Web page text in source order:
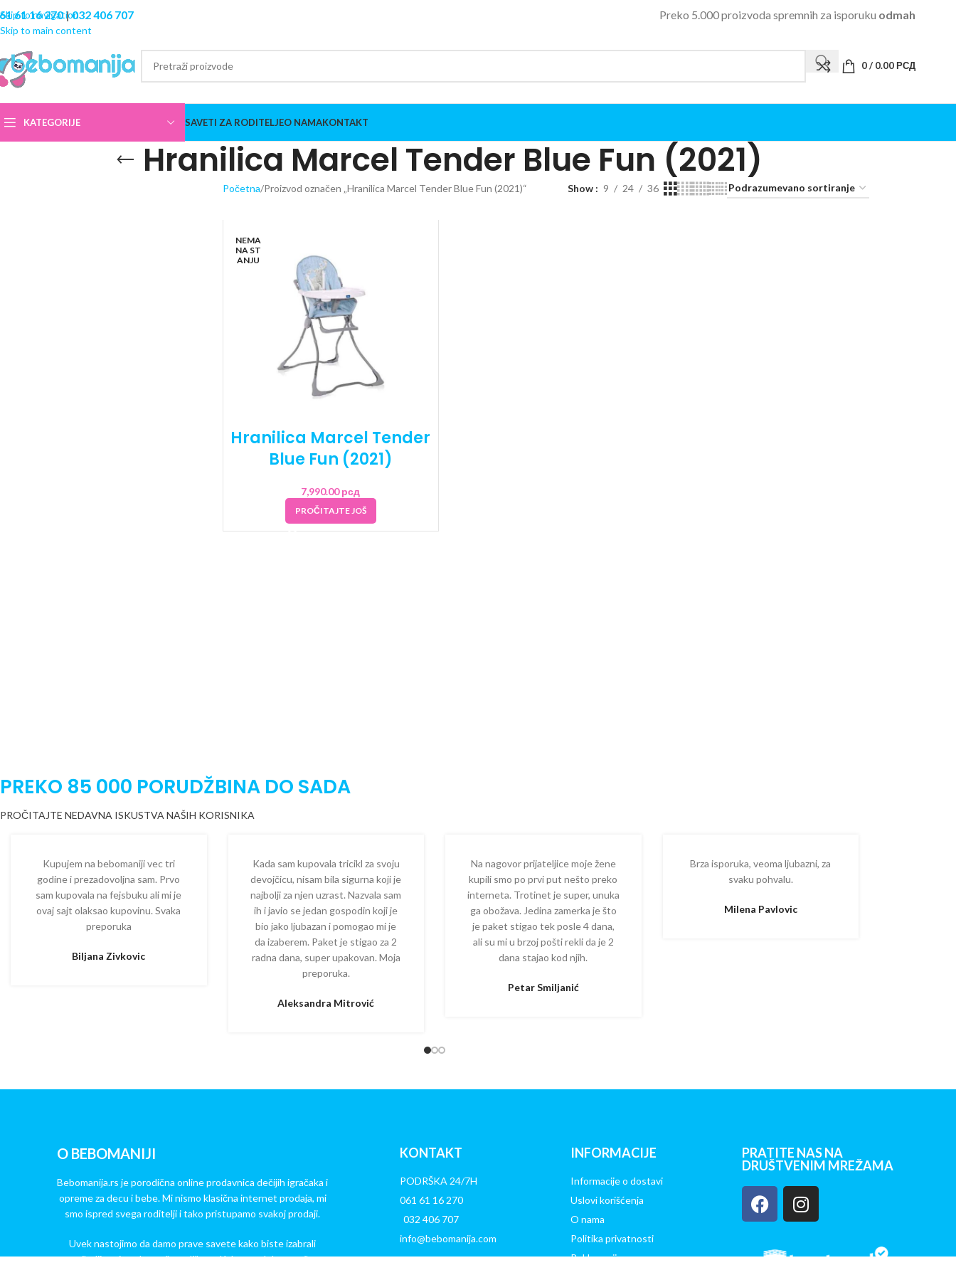
Skip to navigation
Skip to main content
61 16 270|032 406 707 Preko 5.000 proizvoda spremnih za isporuku odmah
0/ 0.00РСД
KATEGORIJE SAVETI ZA RODITELJEO NAMAKONTAKT
Hranilica Marcel Tender Blue Fun (2021)
Početna Proizvod označen „Hranilica Marcel Tender Blue Fun (2021)“ Show 9 24 36
NEMA
NA ST
ANJU
Hranilica Marcel Tender
Blue Fun (2021)
7,990.00рсд
PROČITAJTE JOŠ
PREKO 85 000 PORUDŽBINA DO SADA
PROČITAJTE NEDAVNA ISKUSTVA NAŠIH KORISNIKA
Kupujem na bebomaniji vec tri
godine i prezadovoljna sam. Prvo
sam kupovala na fejsbuku ali mi je
ovaj sajt olaksao kupovinu. Svaka
preporuka
Biljana Zivkovic
Kada sam kupovala tricikl za svoju
devojčicu, nisam bila sigurna koji je
najbolji za njen uzrast. Nazvala sam
ih i javio se jedan gospodin koji je
bio jako ljubazan i pomogao mi je
da izaberem. Paket je stigao za 2
radna dana, super upakovan. Moja
preporuka.
Aleksandra Mitrović
Na nagovor prijateljice moje žene
kupili smo po prvi put nešto preko
interneta. Trotinet je super, unuka
ga obožava. Jedina zamerka je što
je paket stigao tek posle 4 dana,
ali su mi u brzoj pošti rekli da je 2
dana stajao kod njih.
Petar Smiljanić
Brza isporuka, veoma ljubazni, za
svaku pohvalu.
Milena Pavlovic
O BEBOMANIJI
Bebomanija.rs je porodična online prodavnica dečijih igračaka i
opreme za decu i bebe. Mi nismo klasična internet prodaja, mi
smo ispred svega roditelji i tako pristupamo svakoj prodaji.
Uvek nastojimo da damo prave savete kako biste izabrali
najbolji proizvod za vaše mališane. Kakve god da su vaše
KONTAKT
PODRŠKA 24/7H
061 61 16 270
032 406 707
info@bebomanija.com
INFORMACIJE
Informacije o dostavi
Uslovi korišćenja
O nama
Politika privatnosti
Reklamacije
PRATITE NAS NA
DRUŠTVENIM MREŽAMA